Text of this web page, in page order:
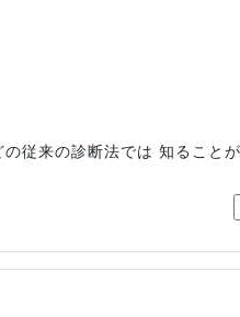
従来の診断法では 知ること